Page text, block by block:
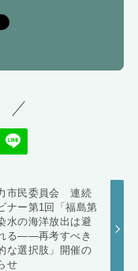
市民委員会 連続
ナー第1回「福島第
水の海洋放出は避
る――再考すべき
な選択肢」開催の
せ